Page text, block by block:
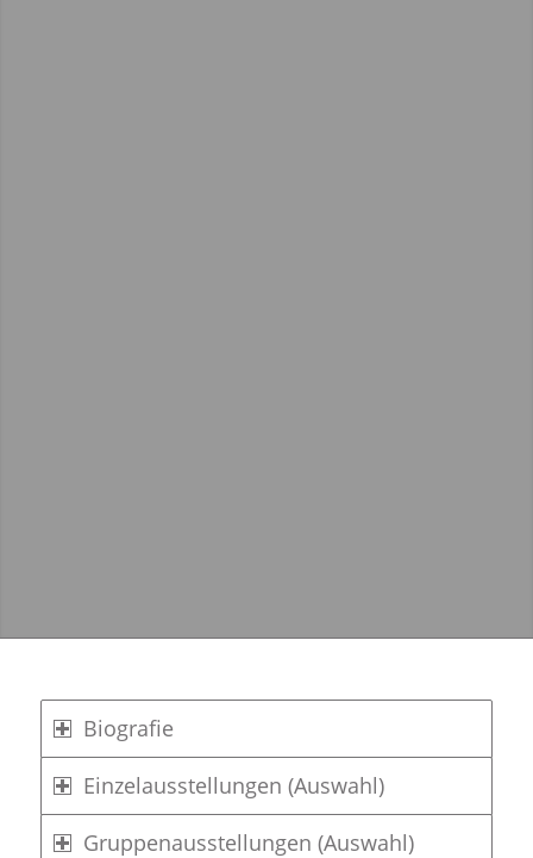
Biografie
Einzelausstellungen (Auswahl)
Gruppenausstellungen (Auswahl)